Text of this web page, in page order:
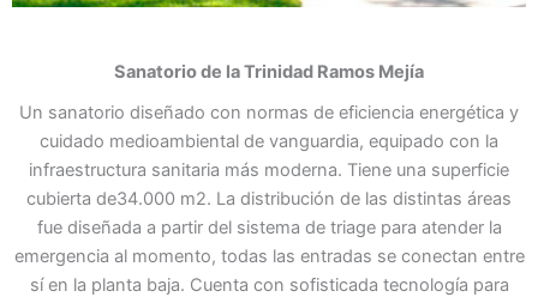
Sanatorio de la Trinidad Ramos Mejía
Un sanatorio diseñado con normas de eficiencia energética y
cuidado medioambiental de vanguardia, equipado con la
infraestructura sanitaria más moderna. Tiene una superficie
cubierta de34.000 m2. La distribución de las distintas áreas
fue diseñada a partir del sistema de triage para atender la
emergencia al momento, todas las entradas se conectan entre
sí en la planta baja. Cuenta con sofisticada tecnología para